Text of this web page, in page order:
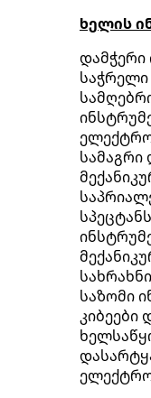
ხელის
დამჭერი
საჭრელი
ელექტრო
სამაგრი
საზომი
კიბეები